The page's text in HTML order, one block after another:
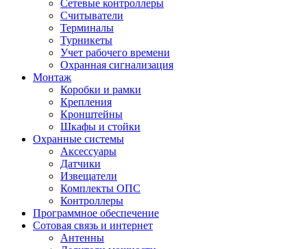
Сетевые контроллеры
Считыватели
Терминалы
Турникеты
Учет рабочего времени
Охранная сигнализация
Монтаж
Коробки и рамки
Крепления
Кронштейны
Шкафы и стойки
Охранные системы
Аксессуары
Датчики
Извещатели
Комплекты ОПС
Контроллеры
Программное обеспечение
Сотовая связь и интернет
Антенны